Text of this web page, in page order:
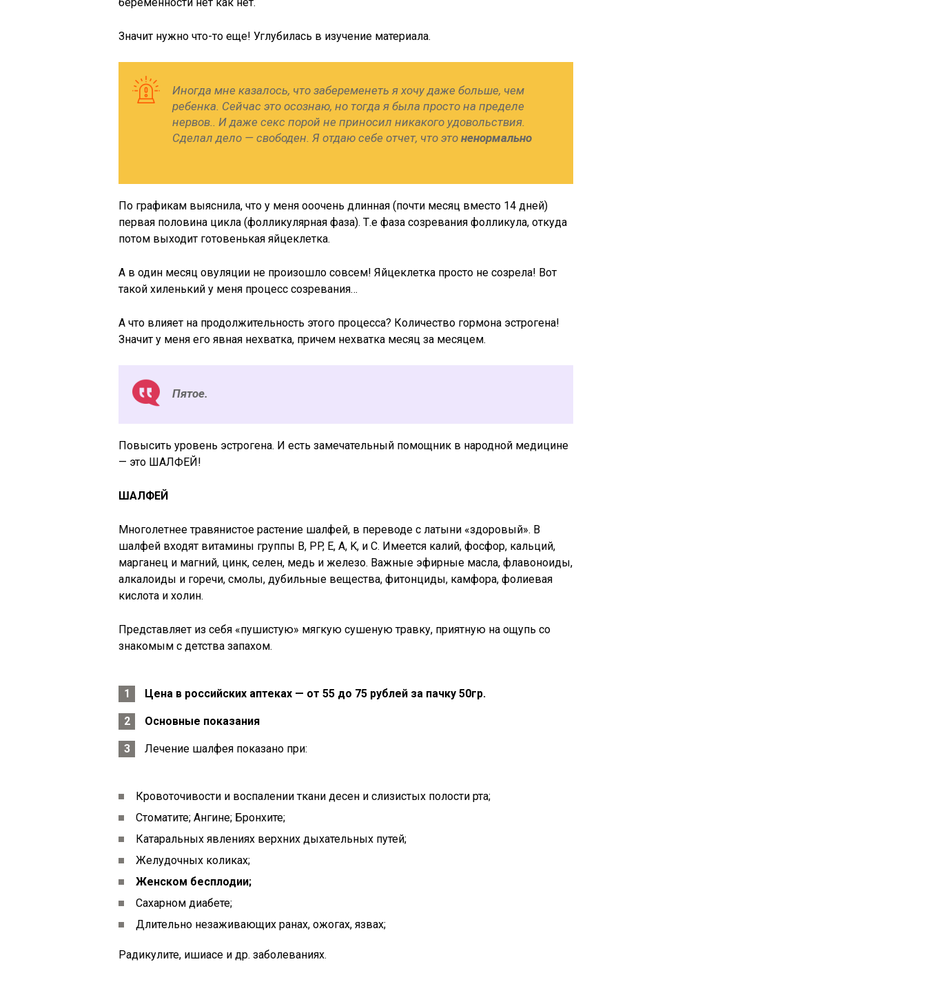
Значит нужно что-то еще! Углубилась в изучение материала.
Иногда мне казалось, что забеременеть я хочу даже больше, чем
ребенка. Сейчас это осознаю, но тогда я была просто на пределе
нервов.. И даже секс порой не приносил никакого удовольствия.
Сделал дело — свободен. Я отдаю себе отчет, что это ненормально
По графикам выяснила, что у меня ооочень длинная (почти месяц вместо 14 дней)
первая половина цикла (фолликулярная фаза). Т.е фаза созревания фолликула, откуда
потом выходит готовенькая яйцеклетка.
А в один месяц овуляции не произошло совсем! Яйцеклетка просто не созрела! Вот
такой хиленький у меня процесс созревания…
А что влияет на продолжительность этого процесса? Количество гормона эстрогена!
Значит у меня его явная нехватка, причем нехватка месяц за месяцем.
Пятое.
Повысить уровень эстрогена. И есть замечательный помощник в народной медицине
— это ШАЛФЕЙ!
ШАЛФЕЙ
Многолетнее травянистое растение шалфей, в переводе с латыни «здоровый». В
шалфей входят витамины группы B, PP, E, A, K, и C. Имеется калий, фосфор, кальций,
марганец и магний, цинк, селен, медь и железо. Важные эфирные масла, флавоноиды,
алкалоиды и горечи, смолы, дубильные вещества, фитонциды, камфора, фолиевая
кислота и холин.
Представляет из себя «пушистую» мягкую сушеную травку, приятную на ощупь со
знакомым с детства запахом.
Цена в российских аптеках — от 55 до 75 рублей за пачку 50гр.
Основные показания
Лечение шалфея показано при:
Кровоточивости и воспалении ткани десен и слизистых полости рта;
Стоматите; Ангине; Бронхите;
Катаральных явлениях верхних дыхательных путей;
Желудочных коликах;
Женском бесплодии;
Сахарном диабете;
Длительно незаживающих ранах, ожогах, язвах;
Радикулите, ишиасе и др. заболеваниях.